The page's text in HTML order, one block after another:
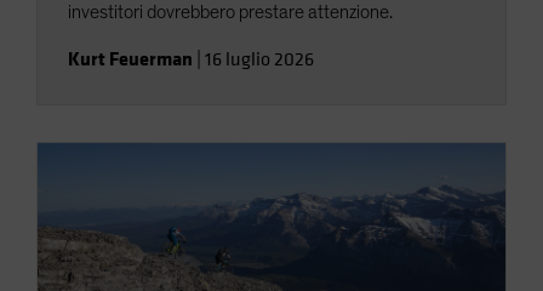
investitori dovrebbero prestare attenzione.
Kurt Feuerman 16 luglio 2026